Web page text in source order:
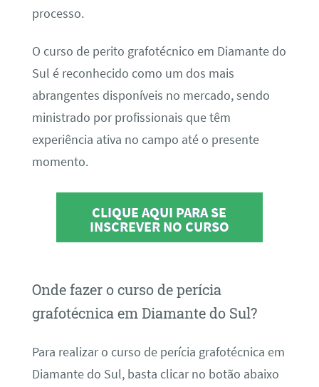
processo.
O curso de perito grafotécnico em Diamante do
Sul é reconhecido como um dos mais
abrangentes disponíveis no mercado, sendo
ministrado por profissionais que têm
experiência ativa no campo até o presente
momento.
CLIQUE AQUI PARA SE
INSCREVER NO CURSO
Onde fazer o curso de perícia
grafotécnica em Diamante do Sul?
Para realizar o curso de perícia grafotécnica em
Diamante do Sul, basta clicar no botão abaixo